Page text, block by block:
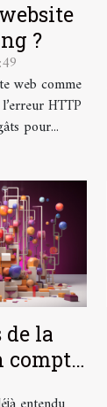
?
web comme
HTTP
pour...
de la
compte